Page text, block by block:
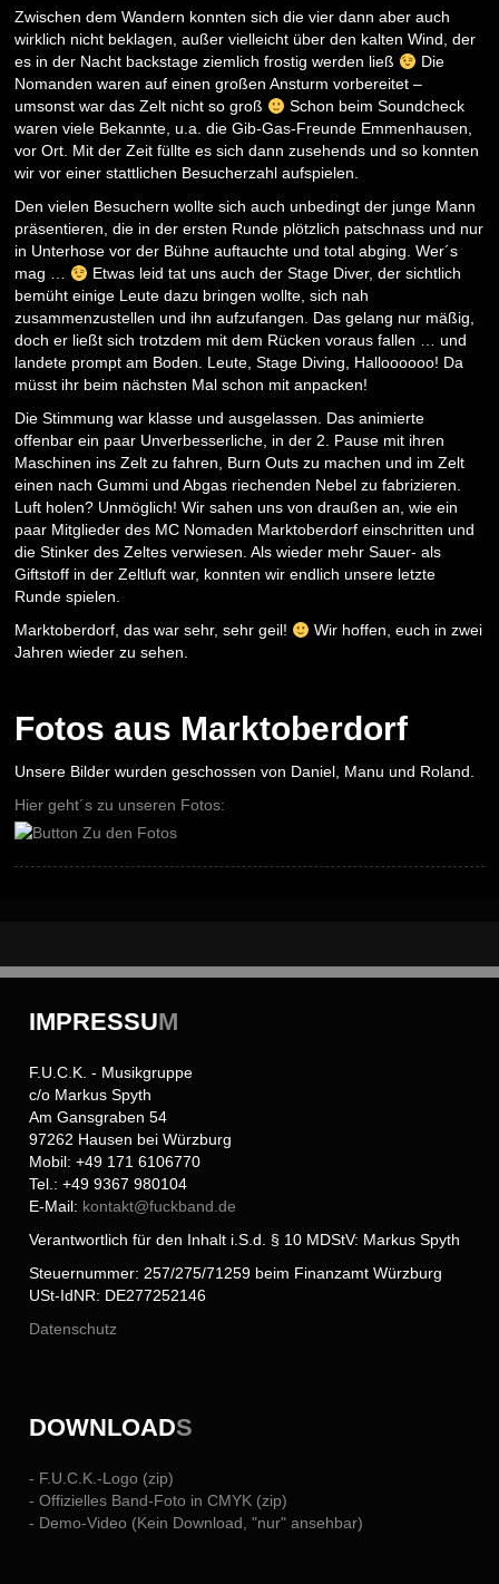
Zwischen dem Wandern konnten sich die vier dann aber auch
wirklich nicht beklagen, außer vielleicht über den kalten Wind, der
es in der Nacht backstage ziemlich frostig werden ließ
Die
Nomanden waren auf einen großen Ansturm vorbereitet –
umsonst war das Zelt nicht so groß
Schon beim Soundcheck
waren viele Bekannte, u.a. die Gib-Gas-Freunde Emmenhausen,
vor Ort. Mit der Zeit füllte es sich dann zusehends und so konnten
wir vor einer stattlichen Besucherzahl aufspielen.
Den vielen Besuchern wollte sich auch unbedingt der junge Mann
präsentieren, die in der ersten Runde plötzlich patschnass und nur
in Unterhose vor der Bühne auftauchte und total abging. Wer´s
mag …
Etwas leid tat uns auch der Stage Diver, der sichtlich
bemüht einige Leute dazu bringen wollte, sich nah
zusammenzustellen und ihn aufzufangen. Das gelang nur mäßig,
doch er ließt sich trotzdem mit dem Rücken voraus fallen … und
landete prompt am Boden. Leute, Stage Diving, Halloooooo! Da
müsst ihr beim nächsten Mal schon mit anpacken!
Die Stimmung war klasse und ausgelassen. Das animierte
offenbar ein paar Unverbesserliche, in der 2. Pause mit ihren
Maschinen ins Zelt zu fahren, Burn Outs zu machen und im Zelt
einen nach Gummi und Abgas riechenden Nebel zu fabrizieren.
Luft holen? Unmöglich! Wir sahen uns von draußen an, wie ein
paar Mitglieder des MC Nomaden Marktoberdorf einschritten und
die Stinker des Zeltes verwiesen. Als wieder mehr Sauer- als
Giftstoff in der Zeltluft war, konnten wir endlich unsere letzte
Runde spielen.
Marktoberdorf, das war sehr, sehr geil!
Wir hoffen, euch in zwei
Jahren wieder zu sehen.
Fotos aus Marktoberdorf
Unsere Bilder wurden geschossen von Daniel, Manu und Roland.
Hier geht´s zu unseren Fotos:
IMPRESSUM
F.U.C.K. - Musikgruppe
c/o Markus Spyth
Am Gansgraben 54
97262 Hausen bei Würzburg
Mobil: +49 171 6106770
Tel.: +49 9367 980104
E-Mail: kontakt@fuckband.de
Verantwortlich für den Inhalt i.S.d. § 10 MDStV: Markus Spyth
Steuernummer: 257/275/71259 beim Finanzamt Würzburg
USt-IdNR: DE277252146
Datenschutz
DOWNLOADS
- F.U.C.K.-Logo (zip)
- Offizielles Band-Foto in CMYK (zip)
- Demo-Video (Kein Download, "nur" ansehbar)